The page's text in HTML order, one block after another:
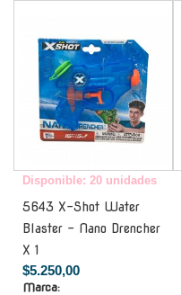
Disponible: 20 unidades
5643 X-Shot Water
Blaster - Nano Drencher
X 1
$5.250,00
Marca: